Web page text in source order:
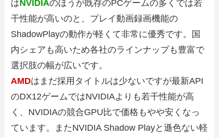
はNVIDIAのほうが既存のPCゲームの多くでは若
干性能が高いのと、プレイ動画録画機能の
ShadowPlayの動作が軽くて非常に優秀です。国
内シェアも高いため各社のラインナップも豊富で
選択肢の幅が広いです。
AMDはまだ採用タイトルは少ないですが最新API
のDX12ゲームではNVIDIAよりも若干性能が高
く、NVIDIAの競合GPU比で価格もやや安くなっ
ています。またNVIDIA Shadow Playと遜色ない軽